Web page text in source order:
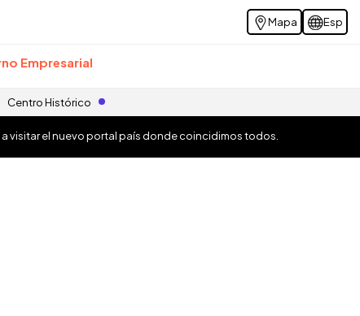
Mapa Esp
Empresarial
Centro Histórico
a visitar el nuevo portal país donde coincidimos todos.